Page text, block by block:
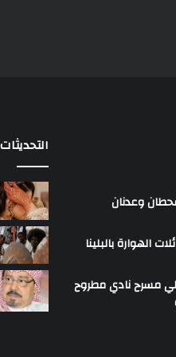
وعدنان
الهوارة بالبلينا
مسرح نادي مطروح
التحديثات